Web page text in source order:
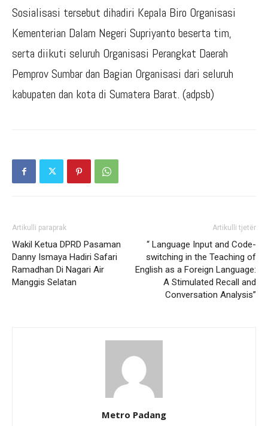
Sosialisasi tersebut dihadiri Kepala Biro Organisasi
Kementerian Dalam Negeri Supriyanto beserta tim,
serta diikuti seluruh Organisasi Perangkat Daerah
Pemprov Sumbar dan Bagian Organisasi dari seluruh
kabupaten dan kota di Sumatera Barat. (adpsb)
Artikulli paraprak
Wakil Ketua DPRD Pasaman
Danny Ismaya Hadiri Safari
Ramadhan Di Nagari Air
Manggis Selatan
Artikulli tjetër
“ Language Input and Code-
switching in the Teaching of
English as a Foreign Language:
A Stimulated Recall and
Conversation Analysis”
Metro Padang